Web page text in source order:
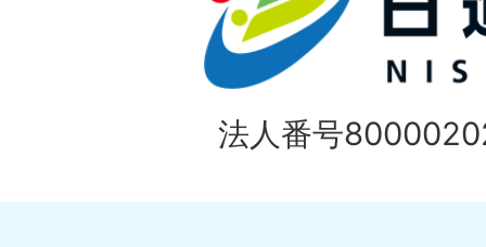
ラ
イ
ド
枚
目
の
法人番号